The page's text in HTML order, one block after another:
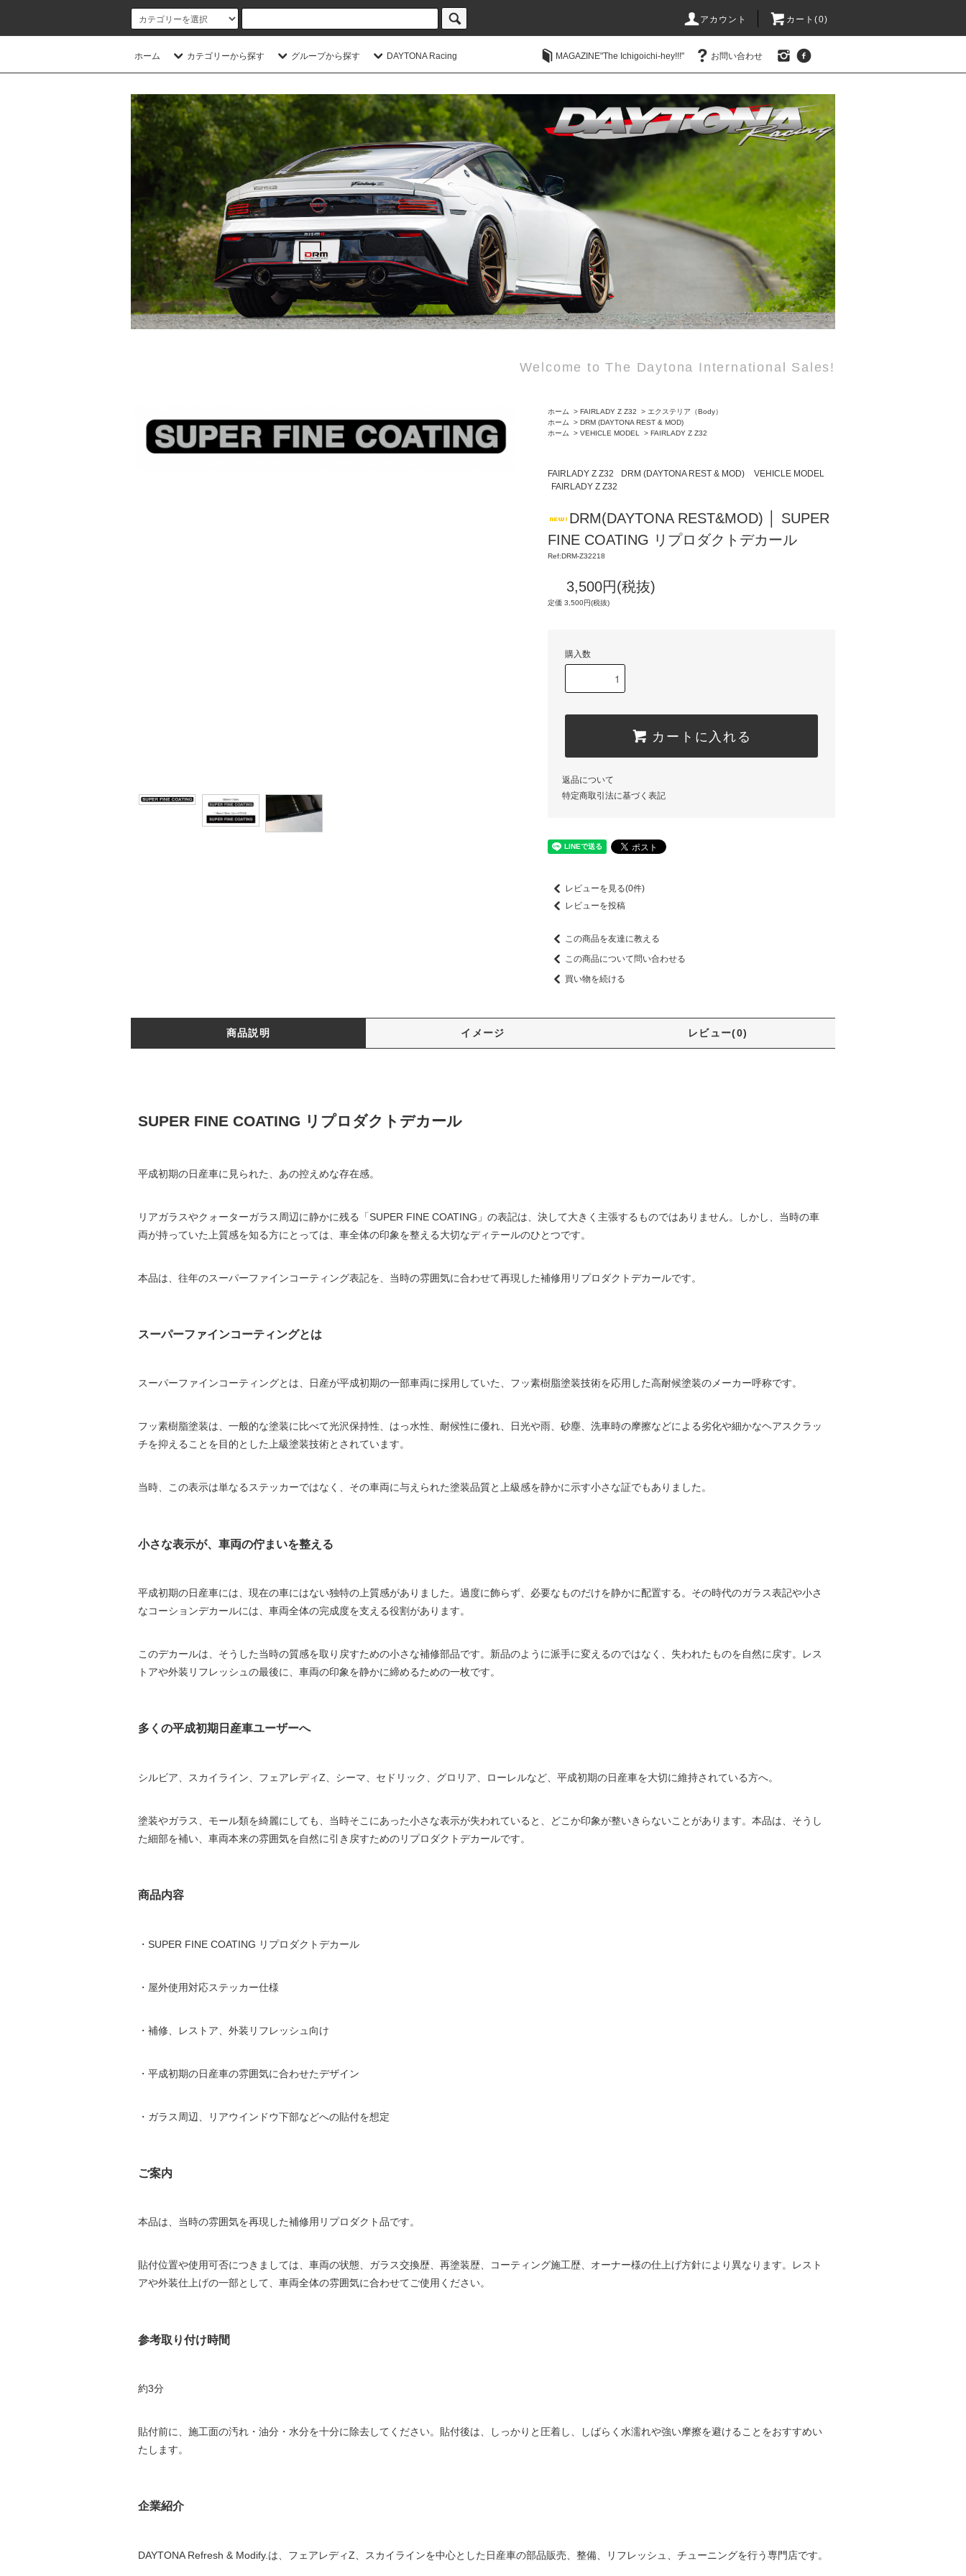
アカウント カート(0)
ホーム カテゴリーから探す グループから探す DAYTONA Racing MAGAZINE"The Ichigoichi-hey!!!" お問い合わせ
Welcome to The Daytona International Sales!
ホーム > FAIRLADY Z Z32 > エクステリア（Body）
ホーム
> DRM (DAYTONA REST & MOD)
ホーム
> VEHICLE MODEL > FAIRLADY Z Z32
FAIRLADY Z Z32 DRM (DAYTONA REST & MOD)
VEHICLE MODEL
FAIRLADY Z Z32
DRM(DAYTONA REST&MOD) │ SUPER
FINE COATING リプロダクトデカール
Ref:DRM-Z32218
3,500円(税抜)
定価 3,500円(税抜)
購入数
カートに入れる
返品について
特定商取引法に基づく表記
レビューを見る(0件)
レビューを投稿
この商品を友達に教える
この商品について問い合わせる
買い物を続ける
商品説明 イメージ レビュー(0)
SUPER FINE COATING リプロダクトデカール
平成初期の日産車に見られた、あの控えめな存在感。
リアガラスやクォーターガラス周辺に静かに残る「SUPER FINE COATING」の表記は、決して大きく主張するものではありません。しかし、当時の車
両が持っていた上質感を知る方にとっては、車全体の印象を整える大切なディテールのひとつです。
本品は、往年のスーパーファインコーティング表記を、当時の雰囲気に合わせて再現した補修用リプロダクトデカールです。
スーパーファインコーティングとは
スーパーファインコーティングとは、日産が平成初期の一部車両に採用していた、フッ素樹脂塗装技術を応用した高耐候塗装のメーカー呼称です。
フッ素樹脂塗装は、一般的な塗装に比べて光沢保持性、はっ水性、耐候性に優れ、日光や雨、砂塵、洗車時の摩擦などによる劣化や細かなヘアスクラッ
チを抑えることを目的とした上級塗装技術とされています。
当時、この表示は単なるステッカーではなく、その車両に与えられた塗装品質と上級感を静かに示す小さな証でもありました。
小さな表示が、車両の佇まいを整える
平成初期の日産車には、現在の車にはない独特の上質感がありました。過度に飾らず、必要なものだけを静かに配置する。その時代のガラス表記や小さ
なコーションデカールには、車両全体の完成度を支える役割があります。
このデカールは、そうした当時の質感を取り戻すための小さな補修部品です。新品のように派手に変えるのではなく、失われたものを自然に戻す。レス
トアや外装リフレッシュの最後に、車両の印象を静かに締めるための一枚です。
多くの平成初期日産車ユーザーへ
シルビア、スカイライン、フェアレディZ、シーマ、セドリック、グロリア、ローレルなど、平成初期の日産車を大切に維持されている方へ。
塗装やガラス、モール類を綺麗にしても、当時そこにあった小さな表示が失われていると、どこか印象が整いきらないことがあります。本品は、そうし
た細部を補い、車両本来の雰囲気を自然に引き戻すためのリプロダクトデカールです。
商品内容
・SUPER FINE COATING リプロダクトデカール
・屋外使用対応ステッカー仕様
・補修、レストア、外装リフレッシュ向け
・平成初期の日産車の雰囲気に合わせたデザイン
・ガラス周辺、リアウインドウ下部などへの貼付を想定
ご案内
本品は、当時の雰囲気を再現した補修用リプロダクト品です。
貼付位置や使用可否につきましては、車両の状態、ガラス交換歴、再塗装歴、コーティング施工歴、オーナー様の仕上げ方針により異なります。レスト
アや外装仕上げの一部として、車両全体の雰囲気に合わせてご使用ください。
参考取り付け時間
約3分
貼付前に、施工面の汚れ・油分・水分を十分に除去してください。貼付後は、しっかりと圧着し、しばらく水濡れや強い摩擦を避けることをおすすめい
たします。
企業紹介
DAYTONA Refresh & Modify.は、フェアレディZ、スカイラインを中心とした日産車の部品販売、整備、リフレッシュ、チューニングを行う専門店です。